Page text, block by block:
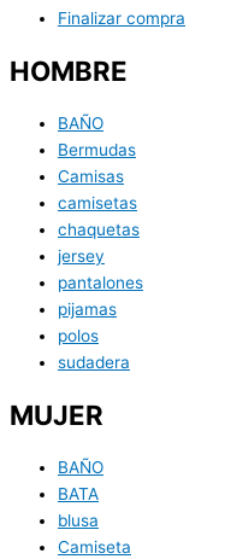
Finalizar compra
HOMBRE
BAÑO
Bermudas
Camisas
camisetas
chaquetas
jersey
pantalones
pijamas
polos
sudadera
MUJER
BAÑO
BATA
blusa
Camiseta